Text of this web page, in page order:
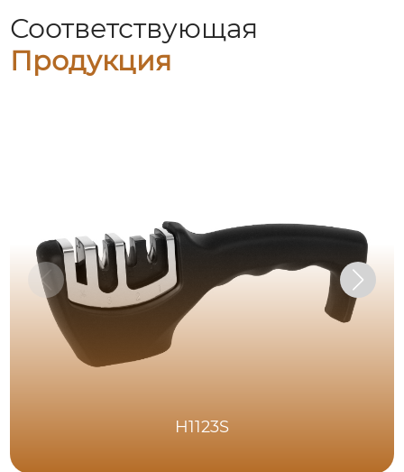
Соответствующая
Продукция
H1123S